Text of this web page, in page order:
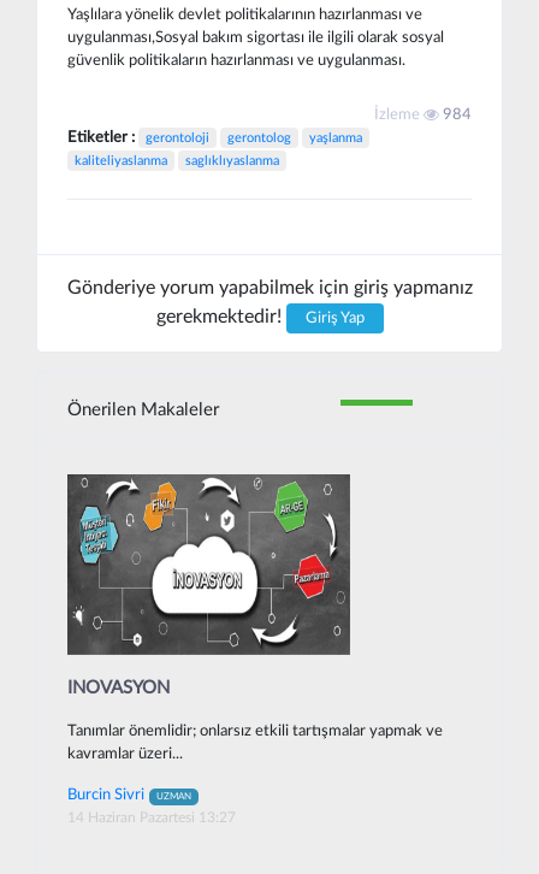
Yaşlılara yönelik devlet politikalarının hazırlanması ve
uygulanması,Sosyal bakım sigortası ile ilgili olarak sosyal
güvenlik politikaların hazırlanması ve uygulanması.
İzleme 984
Etiketler : gerontoloji gerontolog
yaşlanma
kaliteliyaslanma
saglıklıyaslanma
Gönderiye yorum yapabilmek için giriş yapmanız
gerekmektedir!
Giriş Yap
Önerilen Makaleler
INOVASYON
Tanımlar önemlidir; onlarsız etkili tartışmalar yapmak ve
kavramlar üzeri...
Burcin Sivri UZMAN
14 Haziran Pazartesi 13:27